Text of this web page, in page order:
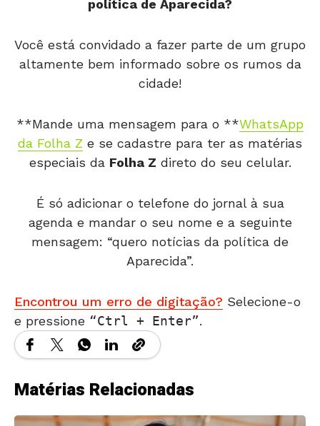
política de Aparecida?
Você está convidado a fazer parte de um grupo
altamente bem informado sobre os rumos da
cidade!
**Mande uma mensagem para o **WhatsApp
da Folha Z e se cadastre para ter as matérias
especiais da Folha Z direto do seu celular.
É só adicionar o telefone do jornal à sua
agenda e mandar o seu nome e a seguinte
mensagem: “quero notícias da política de
Aparecida”.
Encontrou um erro de digitação? Selecione-o
e pressione
Ctrl + Enter .
Matérias Relacionadas